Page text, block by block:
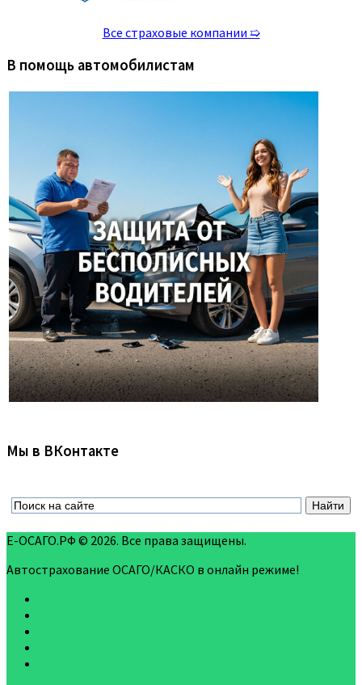
Все страховые компании ➯
В помощь автомобилистам
Мы в ВКонтакте
Е-ОСАГО.РФ © 2026. Все права защищены.
Автострахование ОСАГО/КАСКО в онлайн режиме!